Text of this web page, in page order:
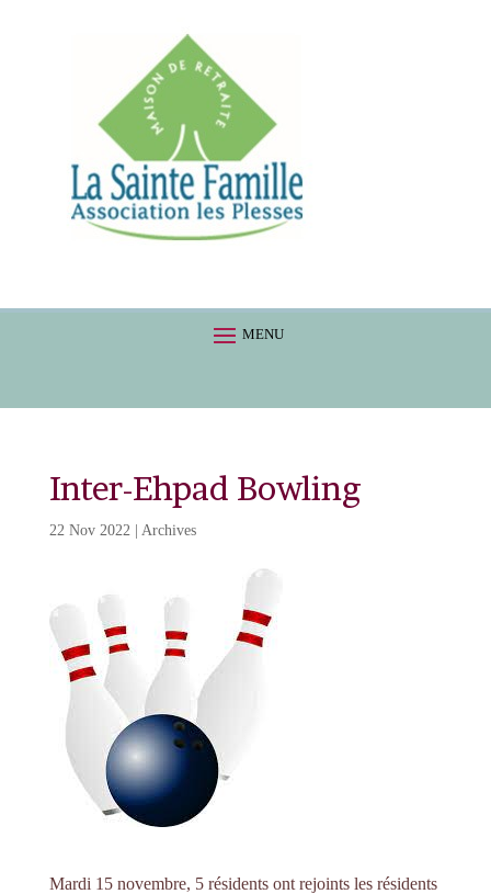
Inter-Ehpad Bowling
22 Nov 2022| Archives
Mardi 15 novembre, 5 résidents ont rejoints les résidents